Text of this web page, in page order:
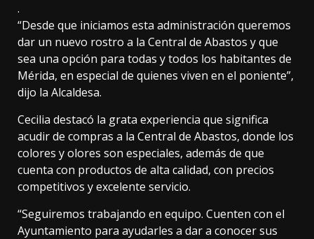
.
“Desde que iniciamos esta administración queremos
dar un nuevo rostro a la Central de Abastos y que
sea una opción para todas y todos los habitantes de
Mérida, en especial de quienes viven en el poniente”,
dijo la Alcaldesa.
Cecilia destacó la grata experiencia que significa
acudir de compras a la Central de Abastos, donde los
colores y olores son especiales, además de que
cuenta con productos de alta calidad, con precios
competitivos y excelente servicio.
“Seguiremos trabajando en equipo. Cuenten con el
Ayuntamiento para ayudarles a dar a conocer sus